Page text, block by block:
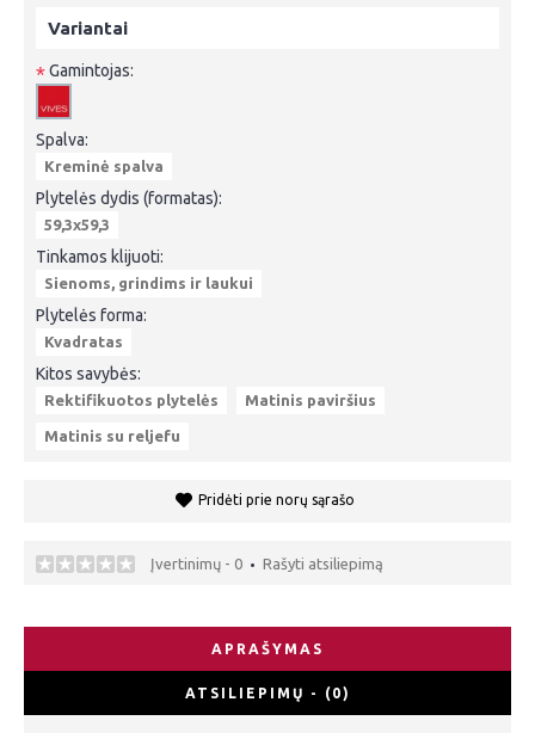
Variantai
*Gamintojas:
Spalva:
Kreminė spalva
Plytelės dydis (formatas):
59,3x59,3
Tinkamos klijuoti:
Sienoms, grindims ir laukui
Plytelės forma:
Kvadratas
Kitos savybės:
Rektifikuotos plytelės Matinis paviršius
Matinis su reljefu
Pridėti prie norų sąrašo
Įvertinimų - 0 • Rašyti atsiliepimą
APRAŠYMAS
ATSILIEPIMŲ - (0)